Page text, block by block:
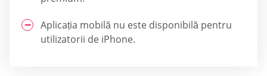
Aplicația mobilă nu este disponibilă pentru
utilizatorii de iPhone.